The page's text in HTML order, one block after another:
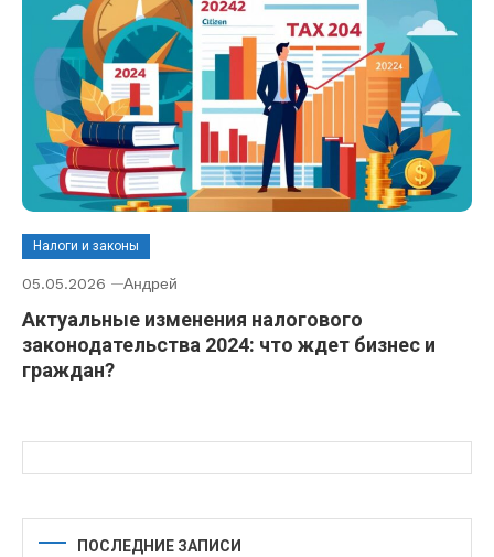
Налоги и законы
05.05.2026 Андрей
Актуальные изменения налогового
законодательства 2024: что ждет бизнес и
граждан?
ПОСЛЕДНИЕ ЗАПИСИ